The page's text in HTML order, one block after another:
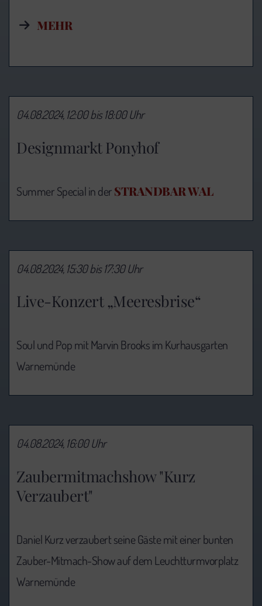
MEHR
Designmarkt Ponyhof
04.08.2024, 12:00 bis 18:00 Uhr
Summer Special in derSTRANDBAR WAL
Live-Konzert „Meeresbrise“
04.08.2024, 15:30 bis 17:30 Uhr
Soul und Pop mit Marvin Brooks im Kurhausgarten
Warnemünde
Zaubermitmachshow "Kurz
Verzaubert"
04.08.2024, 16:00 Uhr
Daniel Kurz verzaubert seine Gäste mit einer bunten
Zauber-Mitmach-Show auf dem Leuchtturmvorplatz
Warnemünde